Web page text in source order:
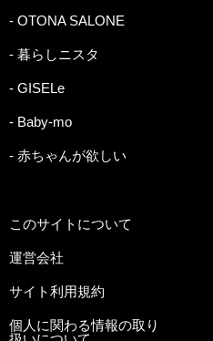
- OTONA SALONE
- 暮らしニスタ
- GISELe
- Baby-mo
- 赤ちゃんが欲しい
このサイトについて
運営会社
サイト利用規約
個人に関わる情報の取り